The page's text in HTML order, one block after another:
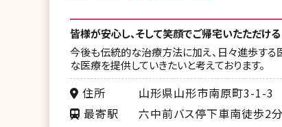
皆様が安心し、そして笑顔でご帰宅いたただけ
今後も伝統的な治療方法に加え、日々進歩する
な医療を提供していきたいと考えております。
住所
山形県山形市南原町3-1-3
最寄駅
六中前バス停下車南徒歩2